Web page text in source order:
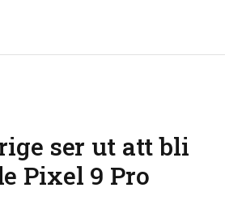
ser ut att bli
Pixel 9 Pro